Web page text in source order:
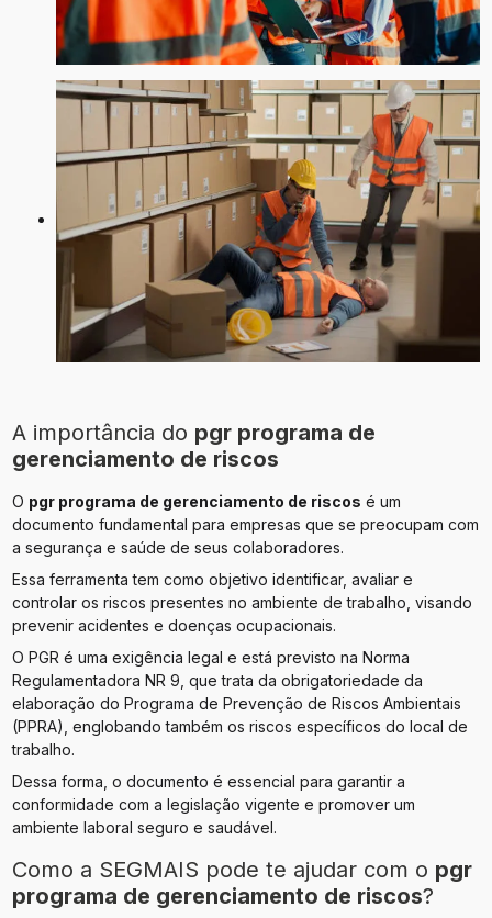
A importância do pgr programa de
gerenciamento de riscos
O pgr programa de gerenciamento de riscos é um
documento fundamental para empresas que se preocupam com
a segurança e saúde de seus colaboradores.
Essa ferramenta tem como objetivo identificar, avaliar e
controlar os riscos presentes no ambiente de trabalho, visando
prevenir acidentes e doenças ocupacionais.
O PGR é uma exigência legal e está previsto na Norma
Regulamentadora NR 9, que trata da obrigatoriedade da
elaboração do Programa de Prevenção de Riscos Ambientais
(PPRA), englobando também os riscos específicos do local de
trabalho.
Dessa forma, o documento é essencial para garantir a
conformidade com a legislação vigente e promover um
ambiente laboral seguro e saudável.
Como a SEGMAIS pode te ajudar com o pgr
programa de gerenciamento de riscos?